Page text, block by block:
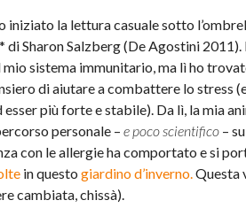
iniziato la lettura casuale sotto
di Sharon Salzberg (De Agostini 2011).
mio sistema immunitario, ma lì ho
di aiutare a combattere lo stress
esser più forte e stabile). Da lì, la mia
personale – e poco scientifico–
con le allergie ha comportato e si
in questo giardino d’inverno.Questa
cambiata, chissà).